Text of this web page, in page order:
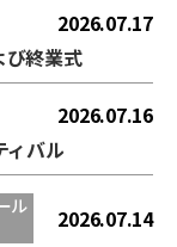
2026.07.17
び終業式
2026.07.16
ィバル
ル
2026.07.14